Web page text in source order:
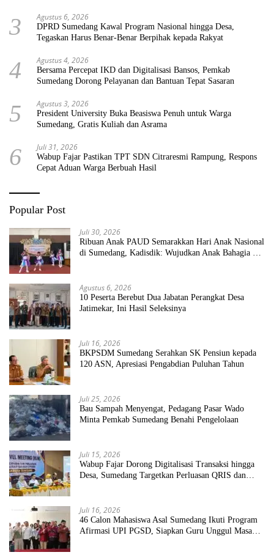
3 Agustus 6, 2026
DPRD Sumedang Kawal Program Nasional hingga Desa,
Tegaskan Harus Benar-Benar Berpihak kepada Rakyat
4 Agustus 4, 2026
Bersama Percepat IKD dan Digitalisasi Bansos, Pemkab
Sumedang Dorong Pelayanan dan Bantuan Tepat Sasaran
5 Agustus 3, 2026
President University Buka Beasiswa Penuh untuk Warga
Sumedang, Gratis Kuliah dan Asrama
6 Juli 31, 2026
Wabup Fajar Pastikan TPT SDN Citraresmi Rampung, Respons
Cepat Aduan Warga Berbuah Hasil
Popular Post
Juli 30, 2026
Ribuan Anak PAUD Semarakkan Hari Anak Nasional
di Sumedang, Kadisdik: Wujudkan Anak Bahagia dan
Agustus 6, 2026
10 Peserta Berebut Dua Jabatan Perangkat Desa
Jatimekar, Ini Hasil Seleksinya
Juli 16, 2026
BKPSDM Sumedang Serahkan SK Pensiun kepada
120 ASN, Apresiasi Pengabdian Puluhan Tahun
Juli 25, 2026
Bau Sampah Menyengat, Pedagang Pasar Wado
Minta Pemkab Sumedang Benahi Pengelolaan
Juli 15, 2026
Wabup Fajar Dorong Digitalisasi Transaksi hingga
Desa, Sumedang Targetkan Perluasan QRIS dan
Juli 16, 2026
46 Calon Mahasiswa Asal Sumedang Ikuti Program
Afirmasi UPI PGSD, Siapkan Guru Unggul Masa